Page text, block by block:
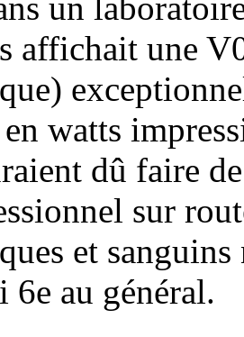
affichait une
watts
dû faire
sur
et
6e au général.